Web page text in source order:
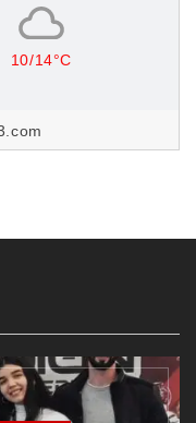
10/14°C